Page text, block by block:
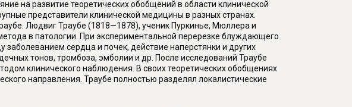
на развитие теоретических обобщений в области клинической
представители клинической медицины в разных странах.
Людвиг Траубе (1818—1878), ученик Пуркинье, Мюллера и
в патологии. При экспериментальной перерезке блуждающего
сердца и почек, действие наперстянки и других
тонов, тромбоза, эмболии и др. После исследований Траубе
клинического наблюдения. В своих теоретических обобщениях
направления. Траубе полностью разделял локалистические